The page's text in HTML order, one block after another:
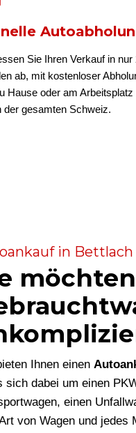
Sie Ihren Verkauf in nur
ab, mit kostenloser
Hause oder am Arbeitsplatz
der gesamten Schweiz.
in
Ihnen einen
sich dabei um einen
einen
von Wagen und jedes